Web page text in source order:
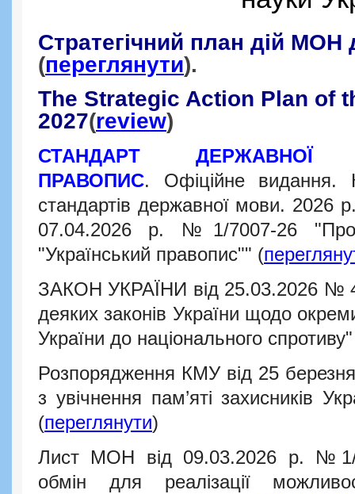
Стратегічний план дій МОН
(переглянути).
The Strategic Action Plan of
2027(review)
СТАНДАРТ ДЕРЖАВНОЇ
ПРАВОПИС. Офіційне видання.
стандартів державної мови. 2026
07.04.2026 р. №1/7007-26 "Про
"Український правопис"" (
ЗАКОН УКРАЇНИ від 25.03.2026 №
деяких законів України щодо
України до національного
Розпорядження КМУ від 25
з увічнення пам’яті захисників
(переглянути)
Лист МОН від 09.03.2026 р. №1/
обмін для реалізації